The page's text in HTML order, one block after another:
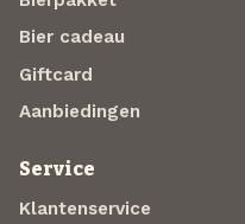
Bier cadeau
Giftcard
Aanbiedingen
Service
Klantenservice